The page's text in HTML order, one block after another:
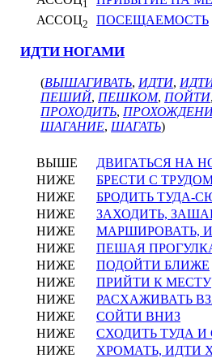
1
АССОЦ2 ПОСЕЩАЕМОСТЬ
ИДТИ НОГАМИ
(ВЫШАГИВАТЬ, ИДТИ,
ПЕШИЙ, ПЕШКОМ, ПОЙТИ,
ПРОХОДИТЬ,
ШАГАНИЕ, ШАГАТЬ)
ВЫШЕ
ДВИГАТЬСЯ НА
НИЖЕ
БРЕСТИ С
НИЖЕ
БРОДИТЬ ТУДА-
НИЖЕ
ЗАХОДИТЬ,
НИЖЕ
МАРШИРОВАТЬ,
НИЖЕ
ПЕШАЯ
НИЖЕ
ПОДОЙТИ БЛИЖЕ
НИЖЕ
ПРИЙТИ К МЕСТУ
НИЖЕ
РАСХАЖИВАТЬ
НИЖЕ
СОЙТИ ВНИЗ
НИЖЕ
СХОДИТЬ ТУДА И
НИЖЕ
ХРОМАТЬ, ИДТИ